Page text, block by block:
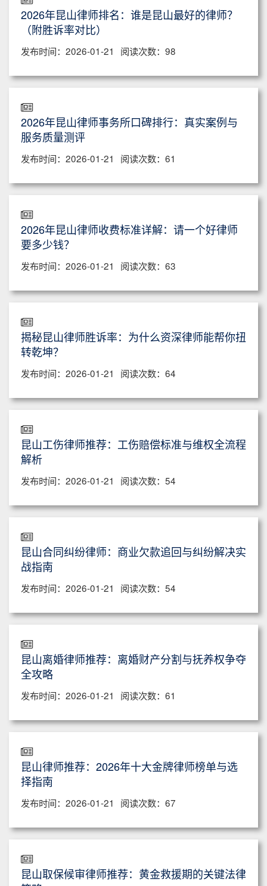
2026年昆山律师排名：谁是昆山最好的律师？
（附胜诉率对比）
发布时间：2026-01-21 阅读次数：98
2026年昆山律师事务所口碑排行：真实案例与
服务质量测评
发布时间：2026-01-21 阅读次数：61
2026年昆山律师收费标准详解：请一个好律师
要多少钱？
发布时间：2026-01-21 阅读次数：63
揭秘昆山律师胜诉率：为什么资深律师能帮你扭
转乾坤？
发布时间：2026-01-21 阅读次数：64
昆山工伤律师推荐：工伤赔偿标准与维权全流程
解析
发布时间：2026-01-21 阅读次数：54
昆山合同纠纷律师：商业欠款追回与纠纷解决实
战指南
发布时间：2026-01-21 阅读次数：54
昆山离婚律师推荐：离婚财产分割与抚养权争夺
全攻略
发布时间：2026-01-21 阅读次数：61
昆山律师推荐：2026年十大金牌律师榜单与选
择指南
发布时间：2026-01-21 阅读次数：67
昆山取保候审律师推荐：黄金救援期的关键法律